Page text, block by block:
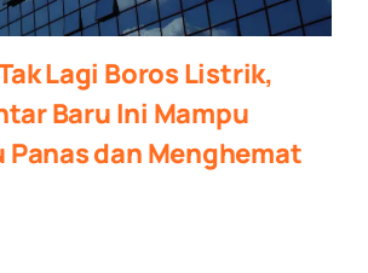
Lagi Boros Listrik,
Baru Ini Mampu
Panas dan Menghemat